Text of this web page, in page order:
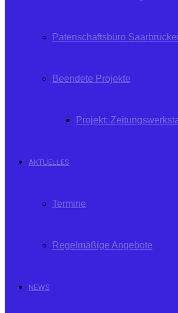
Patenschaftsbüro
Beendete Projekte
Projekt:
AKTUELLES
Termine
Regelmäßige Angebote
NEWS